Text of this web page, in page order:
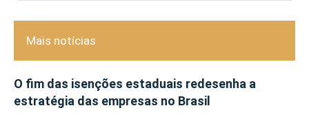
Mais notícias
O fim das isenções estaduais redesenha a
estratégia das empresas no Brasil